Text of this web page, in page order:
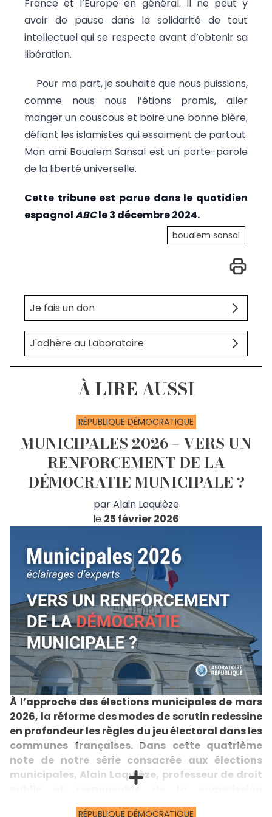
France et l’Europe en général. Il ne peut y
avoir de pause dans la solidarité de tout
intellectuel qui se respecte avant d’obtenir sa
libération.
Pour ma part, je souhaite que nous puissions,
comme nous nous l’étions promis, aller
manger un couscous et boire une bonne bière,
défiant les islamistes qui essaiment de partout.
Mon ami Boualem Sansal est un porte-parole
de la liberté universelle.
Cette tribune est parue dans le quotidien
espagnolABCle 3 décembre 2024.
boualem sansal
Je fais un don
J'adhère au Laboratoire
À LIRE AUSSI
RÉPUBLIQUE DÉMOCRATIQUE
MUNICIPALES 2026 – VERS UN
RENFORCEMENT DE LA
DÉMOCRATIE MUNICIPALE ?
parAlain Laquièze
le 25 février 2026
À l’approche des élections municipales de mars
2026, la réforme des modes de scrutin redessine
en profondeur les règles du jeu électoral dans les
communes françaises. Dans cette quatrième
note de notre série consacrée aux élections
municipales, Alain Laquièze, professeur de droit
public et responsable de la commission
République démocratique du Laboratoire de la
RÉPUBLIQUE DÉMOCRATIQUE